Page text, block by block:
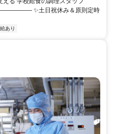
✨土日祝休み＆原則定時
あり